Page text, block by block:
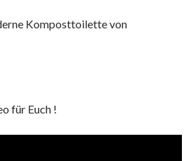
Komposttoilette von
für Euch !